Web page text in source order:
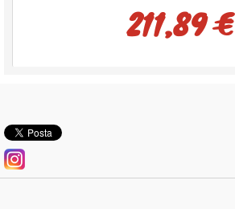
211,89 €